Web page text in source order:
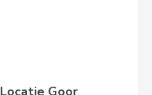
Locatie Goor